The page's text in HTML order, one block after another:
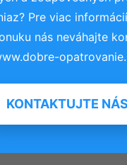
Pre viac
nás neváhajte
KONTAKTUJTE NÁS